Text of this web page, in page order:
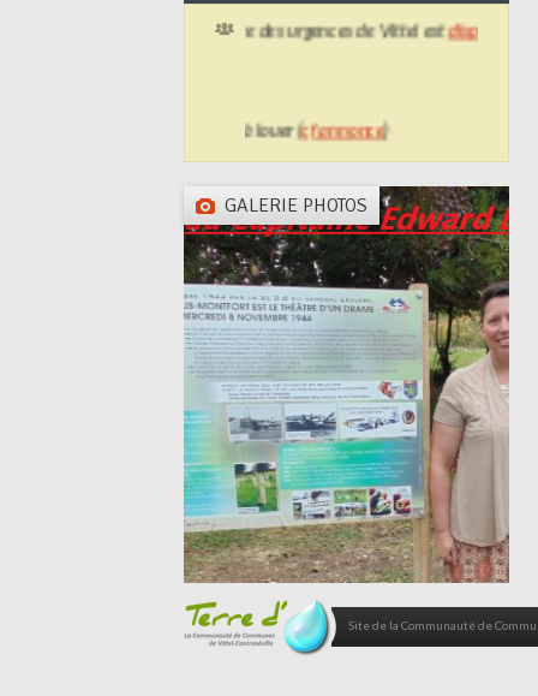
Le planning d'ouverture des urgences de Vittel est disponible ici.
Logement communal à louer (cf annonce)
GALERIE PHOTOS
Site de la Communauté de